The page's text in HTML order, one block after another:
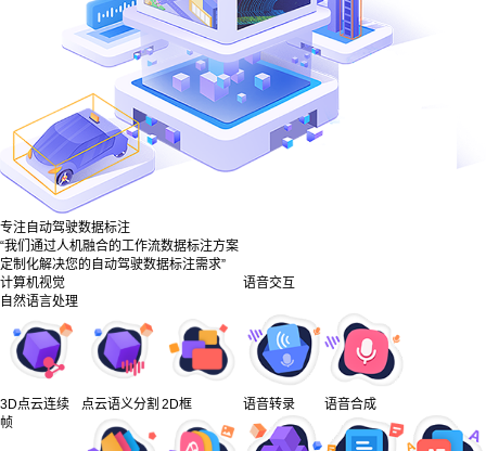
专注自动驾驶数据标注
“我们通过人机融合的工作流数据标注方案
定制化解决您的自动驾驶数据标注需求”
计算机视觉
语音交互
自然语言处理
3D点云连续
帧
点云语义分割 2D框 语音转录 语音合成